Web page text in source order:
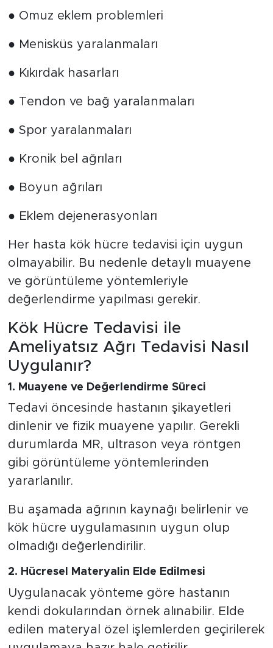
● Omuz eklem problemleri
● Menisküs yaralanmaları
● Kıkırdak hasarları
● Tendon ve bağ yaralanmaları
● Spor yaralanmaları
● Kronik bel ağrıları
● Boyun ağrıları
● Eklem dejenerasyonları
Her hasta kök hücre tedavisi için uygun
olmayabilir. Bu nedenle detaylı muayene
ve görüntüleme yöntemleriyle
değerlendirme yapılması gerekir.
Kök Hücre Tedavisi ile
Ameliyatsız Ağrı Tedavisi Nasıl
Uygulanır?
1. Muayene ve Değerlendirme Süreci
Tedavi öncesinde hastanın şikayetleri
dinlenir ve fizik muayene yapılır. Gerekli
durumlarda MR, ultrason veya röntgen
gibi görüntüleme yöntemlerinden
yararlanılır.
Bu aşamada ağrının kaynağı belirlenir ve
kök hücre uygulamasının uygun olup
olmadığı değerlendirilir.
2. Hücresel Materyalin Elde Edilmesi
Uygulanacak yönteme göre hastanın
kendi dokularından örnek alınabilir. Elde
edilen materyal özel işlemlerden geçirilerek